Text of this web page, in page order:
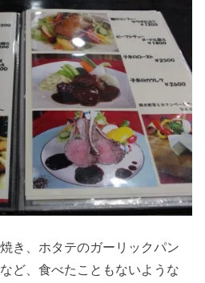
き、ホタテのガーリックパン
ど、食べたこともないような